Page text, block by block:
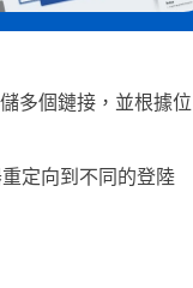
多個鏈接，並根據位
定向到不同的登陸